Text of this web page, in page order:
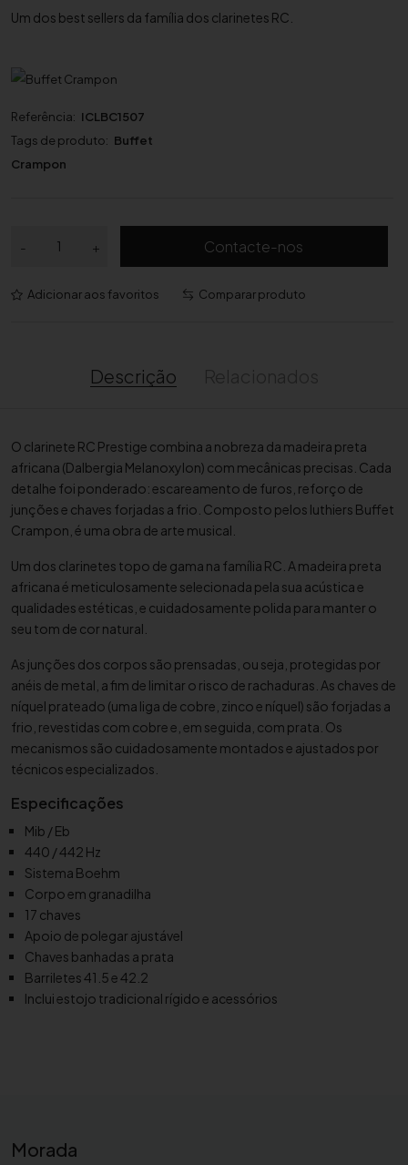
Um dos best sellers da família dos clarinetes RC.
Referência: ICLBC1507
Tags de produto: Buffet
Crampon
-
n
d
e
C
l
a
r
i
n
e
e
M
i
b
B
f
f
e
t
C
r
a
m
p
o
s
+ Contacte-nos
Adicionar aos favoritos Comparar produto
Descrição
O clarinete RC Prestige combina a nobreza da madeira preta
africana (Dalbergia Melanoxylon) com mecânicas precisas. Cada
detalhe foi ponderado: escareamento de furos, reforço de
junções e chaves forjadas a frio. Composto pelos luthiers Buffet
Crampon, é uma obra de arte musical.
Um dos clarinetes topo de gama na família RC. A madeira preta
africana é meticulosamente selecionada pela sua acústica e
qualidades estéticas, e cuidadosamente polida para manter o
seu tom de cor natural.
As junções dos corpos são prensadas, ou seja, protegidas por
anéis de metal, a fim de limitar o risco de rachaduras. As chaves de
níquel prateado (uma liga de cobre, zinco e níquel) são forjadas a
frio, revestidas com cobre e, em seguida, com prata. Os
mecanismos são cuidadosamente montados e ajustados por
técnicos especializados.
Especificações
Mib / Eb
440 / 442 Hz
Sistema Boehm
Corpo em granadilha
17 chaves
Apoio de polegar ajustável
Chaves banhadas a prata
Barriletes 41.5 e 42.2
Inclui estojo tradicional rígido e acessórios
Morada